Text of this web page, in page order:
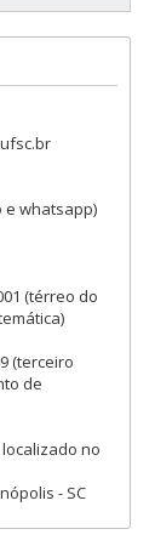
e whatsapp)
(térreo do
(terceiro
de
no
- SC